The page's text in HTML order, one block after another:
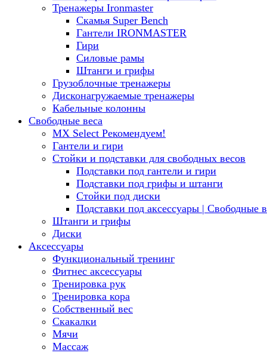
Тренажеры Ironmaster
Скамья Super Bench
Гантели IRONMASTER
Гири
Силовые рамы
Штанги и грифы
Грузоблочные тренажеры
Дисконагружаемые тренажеры
Кабельные колонны
Свободные веса
MX Select Рекомендуем!
Гантели и гири
Стойки и подставки для свободных весов
Подставки под гантели и гири
Подставки под грифы и штанги
Стойки под диски
Подставки под аксессуары | Свободные
Штанги и грифы
Диски
Аксессуары
Функциональный тренинг
Фитнес аксессуары
Тренировка рук
Тренировка кора
Собственный вес
Скакалки
Мячи
Массаж